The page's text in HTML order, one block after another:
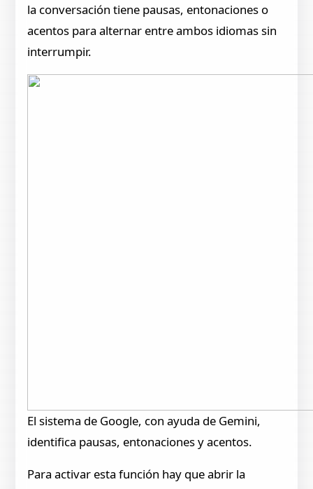
la conversación tiene pausas, entonaciones o
acentos para alternar entre ambos idiomas sin
interrumpir.
El sistema de Google, con ayuda de Gemini,
identifica pausas, entonaciones y acentos.
Para activar esta función hay que abrir la